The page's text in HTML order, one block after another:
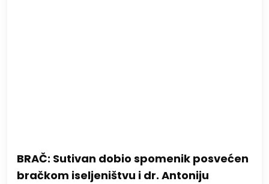
BRAČ: Sutivan dobio spomenik posvećen
bračkom iseljeništvu i dr. Antoniju